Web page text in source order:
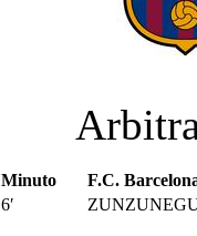
Minuto
F.C.
6′